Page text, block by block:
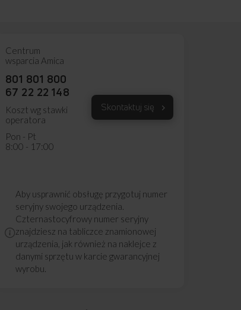
Centrum
wsparcia Amica
801 801 800
67 22 22 148
Koszt wg stawki
operatora
Pon - Pt
8:00 - 17:00
Skontaktuj się
Aby usprawnić obsługę przygotuj numer
seryjny swojego urządzenia.
Czternastocyfrowy numer seryjny
znajdziesz na tabliczce znamionowej
urządzenia, jak również na naklejce z
danymi sprzętu w karcie gwarancyjnej
wyrobu.